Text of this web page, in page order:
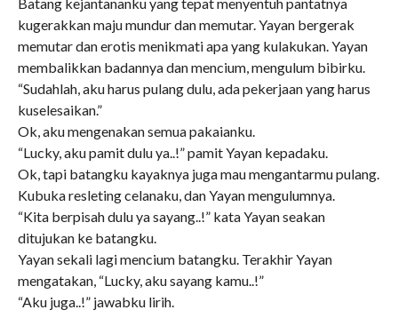
kugerakkan maju mundur dan memutar. Yayan bergerak
memutar dan erotis menikmati apa yang kulakukan. Yayan
membalikkan badannya dan mencium, mengulum bibirku.
“Sudahlah, aku harus pulang dulu, ada pekerjaan yang harus
kuselesaikan.”
Ok, aku mengenakan semua pakaianku.
“Lucky, aku pamit dulu ya..!” pamit Yayan kepadaku.
Ok, tapi batangku kayaknya juga mau mengantarmu pulang.
Kubuka resleting celanaku, dan Yayan mengulumnya.
“Kita berpisah dulu ya sayang..!” kata Yayan seakan
ditujukan ke batangku.
Yayan sekali lagi mencium batangku. Terakhir Yayan
mengatakan, “Lucky, aku sayang kamu..!”
“Aku juga..!” jawabku lirih.